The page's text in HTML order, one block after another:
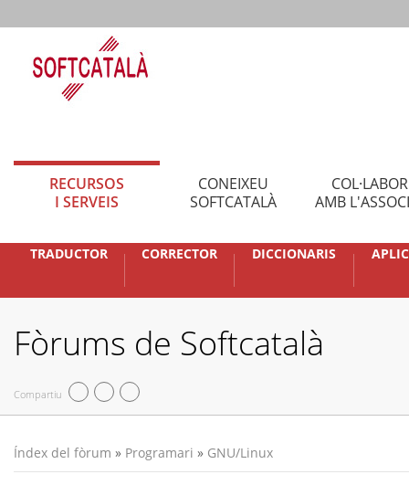
RECURSOS
I SERVEIS
CONEIXEU
SOFTCATALÀ
AMB
TRADUCTOR CORRECTOR DICCIONARIS
Fòrums de Softcatalà
Compartiu
Índex del fòrum » Programari » GNU/Linux